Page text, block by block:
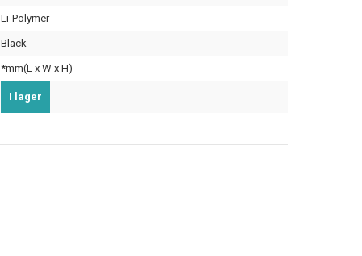
Li-Polymer
Black
*mm(L x W x H)
I lager